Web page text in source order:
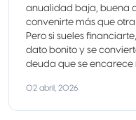
anualidad baja, buena
convenirte más que
Pero si sueles
dato bonito y se
deuda que se encarece
02 abril, 2026